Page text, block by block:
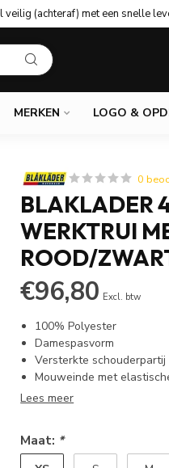
veilig (achteraf) met een snelle
MERKEN LOGO &
0
BLAKLADER
WERKTRUI
ROOD/
€96,80 Excl. btw
100% Polyester
Damespasvorm
Versterkte schouderpartij
Mouweinde met
Lees meer
Maat: *